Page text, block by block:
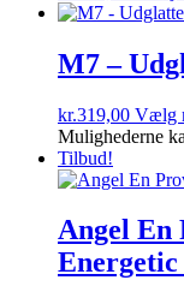
M7 –
kr.319,00 Vælg
Mulighederne
Tilbud!
Angel En